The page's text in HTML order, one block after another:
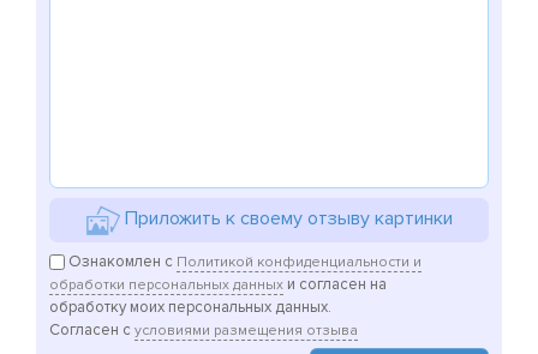
Приложить к своему отзыву картинки
Ознакомлен с Политикой конфиденциальности и
обработки персональных данных и согласен на
обработку моих персональных данных.
Согласен с условиями размещения отзыва